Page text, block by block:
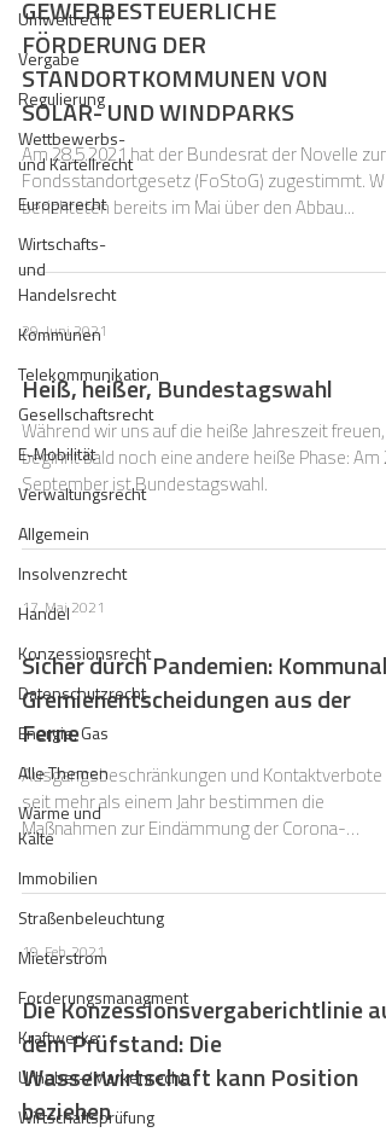
Umweltrecht
Vergabe
Regulierung
Wettbewerbs-
und Kartellrecht
Europarecht
Wirtschafts-
und
Handelsrecht
Kommunen
Telekommunikation
Gesellschaftsrecht
E-Mobilität
Verwaltungsrecht
Allgemein
Insolvenzrecht
Handel
Konzessionsrecht
Datenschutzrecht
Energie, Gas
Alle Themen
Wärme und
Kälte
Immobilien
Straßenbeleuchtung
Mieterstrom
Forderungsmanagment
Kraftwerke
Urheber-/Markenrecht
Wirtschaftsprüfung
GEWERBESTEUERLICHE
FÖRDERUNG DER
STANDORTKOMMUNEN VON
SOLAR- UND WINDPARKS
Am 28.5.2021 hat der Bundesrat der Novelle zum
Fondsstandortgesetz (FoStoG) zugestimmt. Wir
berichteten bereits im Mai über den Abbau...
29. Juni 2021
Heiß, heißer, Bundestagswahl
Während wir uns auf die heiße Jahreszeit freuen,
beginnt bald noch eine andere heiße Phase: Am
September ist Bundestagswahl.
17. Mai 2021
Sicher durch Pandemien: Kommunale
Gremienentscheidungen aus der
Ferne
Ausgangsbeschränkungen und Kontaktverbote –
seit mehr als einem Jahr bestimmen die
Maßnahmen zur Eindämmung der Corona-
19. Feb. 2021
Die Konzessionsvergaberichtlinie auf
dem Prüfstand: Die
Wasserwirtschaft kann Position
beziehen